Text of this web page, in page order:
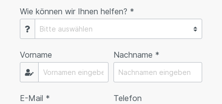
Wie können wir Ihnen helfen? *
Vorname Nachname *
E-Mail * Telefon